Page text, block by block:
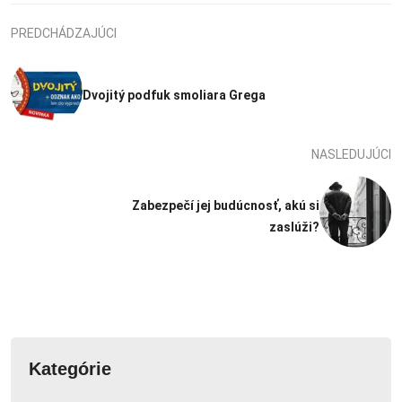
PREDCHÁDZAJÚCI
Dvojitý podfuk smoliara Grega
NASLEDUJÚCI
Zabezpečí jej budúcnosť, akú si
zaslúži?
Kategórie